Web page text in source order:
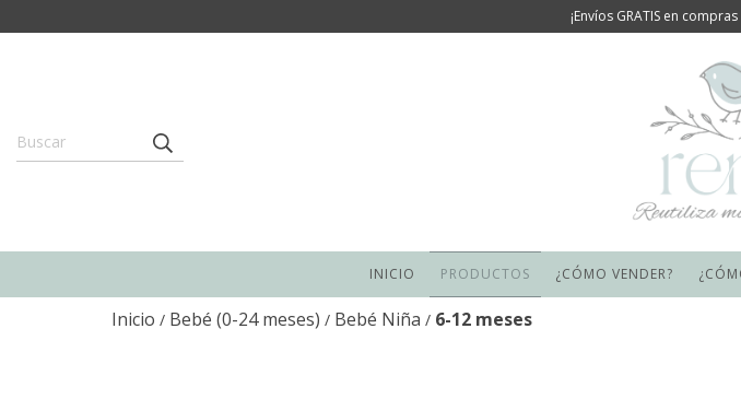
¡Envíos GRATIS en
INICIO PRODUCTOS ¿CÓMO VENDER?
Inicio / Bebé (0-24 meses) / Bebé Niña / 6-12 meses